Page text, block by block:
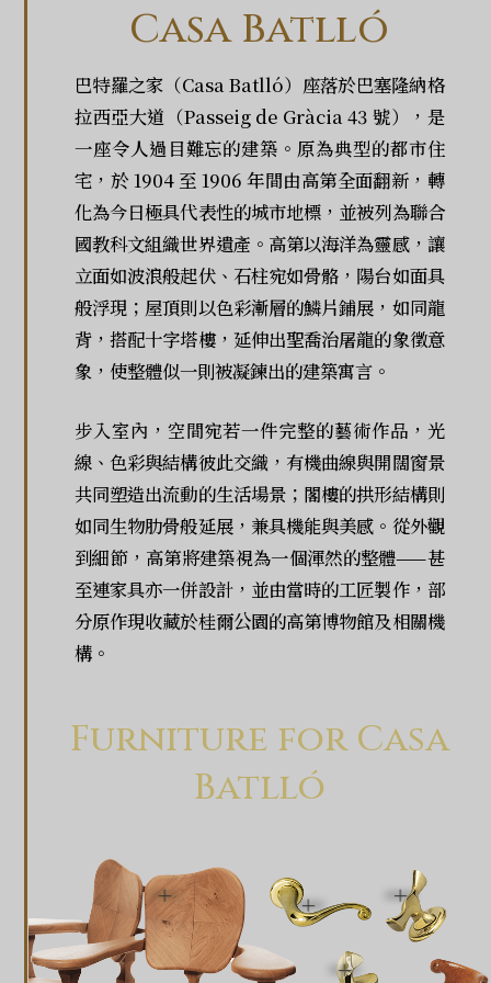
Casa Batlló
巴特羅之家（Casa Batlló）座落於巴塞隆納格
拉西亞大道（Passeig de Gràcia 43 號），是
一座令人過目難忘的建築。原為典型的都市住
宅，於 1904 至 1906 年間由高第全面翻新，轉
化為今日極具代表性的城市地標，並被列為聯合
國教科文組織世界遺產。高第以海洋為靈感，讓
立面如波浪般起伏、石柱宛如骨骼，陽台如面具
般浮現；屋頂則以色彩漸層的鱗片鋪展，如同龍
背，搭配十字塔樓，延伸出聖喬治屠龍的象徵意
象，使整體似一則被凝鍊出的建築寓言。
步入室內，空間宛若一件完整的藝術作品，光
線、色彩與結構彼此交織，有機曲線與開闊窗景
共同塑造出流動的生活場景；閣樓的拱形結構則
如同生物肋骨般延展，兼具機能與美感。從外觀
到細節，高第將建築視為一個渾然的整體——甚
至連家具亦一併設計，並由當時的工匠製作，部
分原作現收藏於桂爾公園的高第博物館及相關機
構。
Furniture for Casa
Batlló